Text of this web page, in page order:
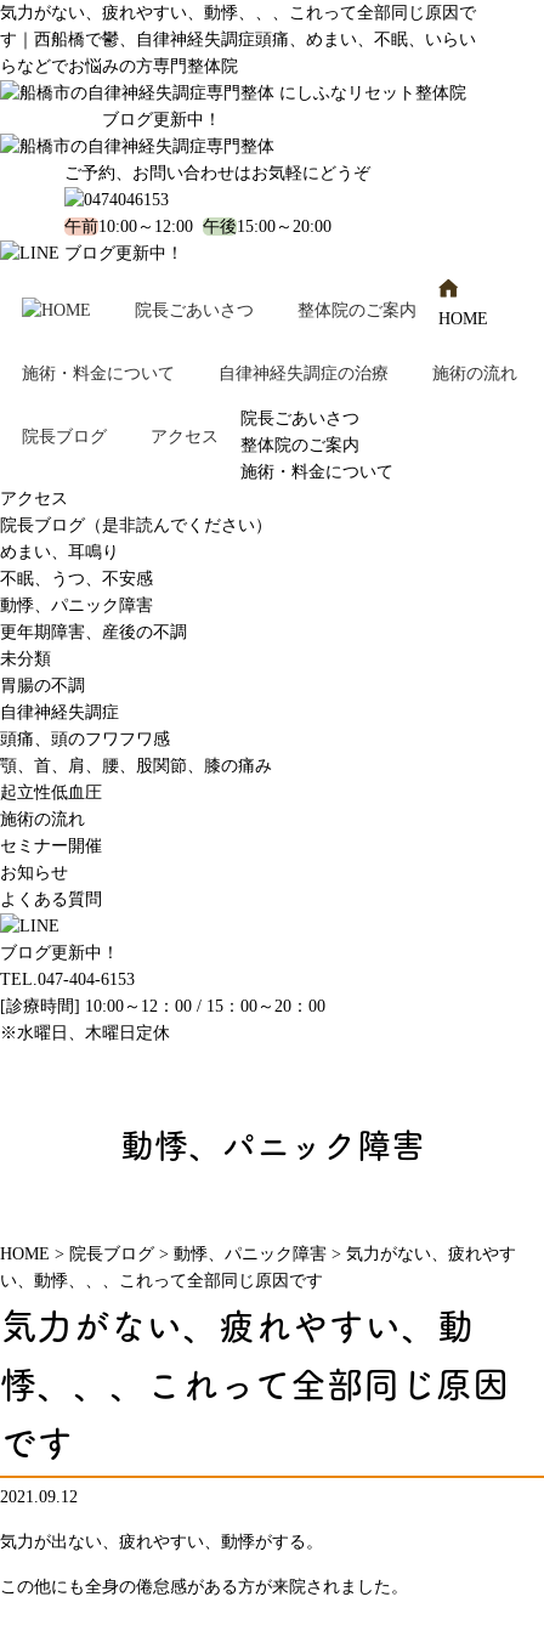
気力がない、疲れやすい、動悸、、、これって全部同じ原因で
す｜西船橋で鬱、自律神経失調症頭痛、めまい、不眠、いらい
らなどでお悩みの方専門整体院
ブログ更新中！
ご予約、お問い合わせはお気軽にどうぞ
午前10:00～12:00 午後15:00～20:00
ブログ更新中！
院長ごあいさつ 整体院のご案内
施術・料金について 自律神経失調症の治療 施術の流れ
院長ブログ アクセス
HOME
院長ごあいさつ
整体院のご案内
施術・料金について
アクセス
院長ブログ（是非読んでください）
めまい、耳鳴り
不眠、うつ、不安感
動悸、パニック障害
更年期障害、産後の不調
未分類
胃腸の不調
自律神経失調症
頭痛、頭のフワフワ感
顎、首、肩、腰、股関節、膝の痛み
起立性低血圧
施術の流れ
セミナー開催
お知らせ
よくある質問
ブログ更新中！
TEL.047-404-6153
[診療時間] 10:00～12：00 / 15：00～20：00
※水曜日、木曜日定休
動悸、パニック障害
HOME > 院長ブログ > 動悸、パニック障害 > 気力がない、疲れやす
い、動悸、、、これって全部同じ原因です
気力がない、疲れやすい、動
悸、、、これって全部同じ原因
です
2021.09.12
気力が出ない、疲れやすい、動悸がする。
この他にも全身の倦怠感がある方が来院されました。